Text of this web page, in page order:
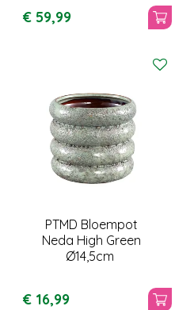
€ 59,99
PTMD Bloempot
Neda High Green
Ø14,5cm
€ 16,99